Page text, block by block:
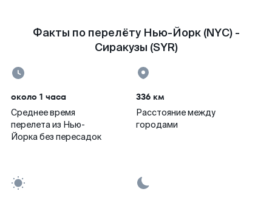
Факты по перелёту Нью-Йорк (NYC) -
Сиракузы (SYR)
около 1 часа
Среднее время
перелета из Нью-
Йорка без пересадок
336 км
Расстояние между
городами